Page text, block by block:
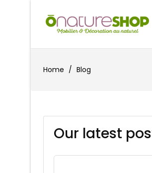
Home Blog
Our latest